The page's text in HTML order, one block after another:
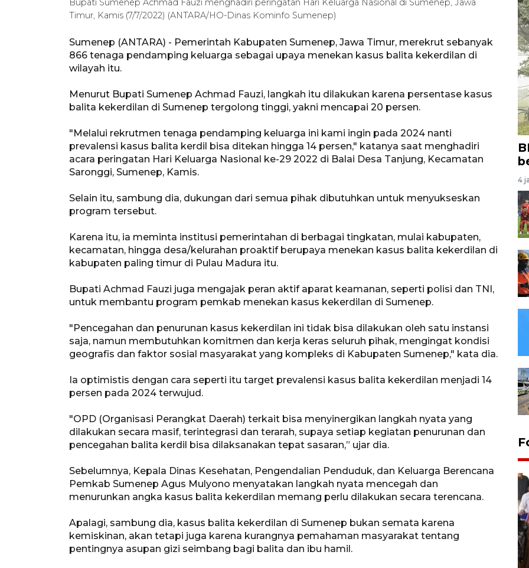
Bupati Sumenep Achmad Fauzi menghadiri peringatan Hari Keluarga Nasional di Sumenep, Jawa
Timur, Kamis (7/7/2022) (ANTARA/HO-Dinas Kominfo Sumenep)
Sumenep (ANTARA) - Pemerintah Kabupaten Sumenep, Jawa Timur, merekrut sebanyak
866 tenaga pendamping keluarga sebagai upaya menekan kasus balita kekerdilan di
wilayah itu.
Menurut Bupati Sumenep Achmad Fauzi, langkah itu dilakukan karena persentase kasus
balita kekerdilan di Sumenep tergolong tinggi, yakni mencapai 20 persen.
"Melalui rekrutmen tenaga pendamping keluarga ini kami ingin pada 2024 nanti
prevalensi kasus balita kerdil bisa ditekan hingga 14 persen," katanya saat menghadiri
acara peringatan Hari Keluarga Nasional ke-29 2022 di Balai Desa Tanjung, Kecamatan
Saronggi, Sumenep, Kamis.
Selain itu, sambung dia, dukungan dari semua pihak dibutuhkan untuk menyukseskan
program tersebut.
Karena itu, ia meminta institusi pemerintahan di berbagai tingkatan, mulai kabupaten,
kecamatan, hingga desa/kelurahan proaktif berupaya menekan kasus balita kekerdilan di
kabupaten paling timur di Pulau Madura itu.
Bupati Achmad Fauzi juga mengajak peran aktif aparat keamanan, seperti polisi dan TNI,
untuk membantu program pemkab menekan kasus kekerdilan di Sumenep.
"Pencegahan dan penurunan kasus kekerdilan ini tidak bisa dilakukan oleh satu instansi
saja, namun membutuhkan komitmen dan kerja keras seluruh pihak, mengingat kondisi
geografis dan faktor sosial masyarakat yang kompleks di Kabupaten Sumenep," kata dia.
Ia optimistis dengan cara seperti itu target prevalensi kasus balita kekerdilan menjadi 14
persen pada 2024 terwujud.
"OPD (Organisasi Perangkat Daerah) terkait bisa menyinergikan langkah nyata yang
dilakukan secara masif, terintegrasi dan terarah, supaya setiap kegiatan penurunan dan
pencegahan balita kerdil bisa dilaksanakan tepat sasaran,” ujar dia.
Sebelumnya, Kepala Dinas Kesehatan, Pengendalian Penduduk, dan Keluarga Berencana
Pemkab Sumenep Agus Mulyono menyatakan langkah nyata mencegah dan
menurunkan angka kasus balita kekerdilan memang perlu dilakukan secara terencana.
Apalagi, sambung dia, kasus balita kekerdilan di Sumenep bukan semata karena
kemiskinan, akan tetapi juga karena kurangnya pemahaman masyarakat tentang
pentingnya asupan gizi seimbang bagi balita dan ibu hamil.
4